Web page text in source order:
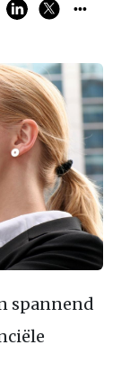
spannend